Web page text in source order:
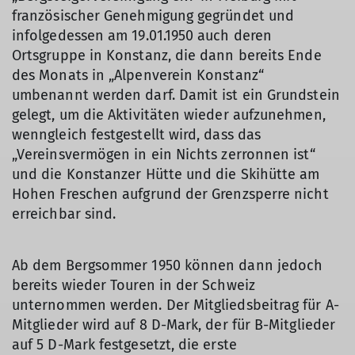
französischer Genehmigung gegründet und
infolgedessen am 19.01.1950 auch deren
Ortsgruppe in Konstanz, die dann bereits Ende
des Monats in „Alpenverein Konstanz“
umbenannt werden darf. Damit ist ein Grundstein
gelegt, um die Aktivitäten wieder aufzunehmen,
wenngleich festgestellt wird, dass das
„Vereinsvermögen in ein Nichts zerronnen ist“
und die Konstanzer Hütte und die Skihütte am
Hohen Freschen aufgrund der Grenzsperre nicht
erreichbar sind.
Ab dem Bergsommer 1950 können dann jedoch
bereits wieder Touren in der Schweiz
unternommen werden. Der Mitgliedsbeitrag für A-
Mitglieder wird auf 8 D-Mark, der für B-Mitglieder
auf 5 D-Mark festgesetzt, die erste